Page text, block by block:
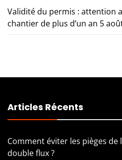
Validité du permis : attention
chantier de plus d’un an 5
Articles Récents
Comment éviter les pièges de
double flux ?